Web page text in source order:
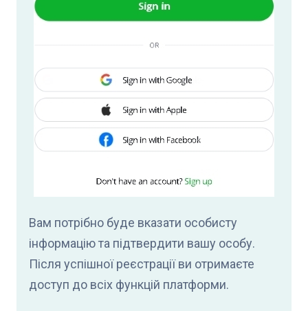
Вам потрібно буде вказати особисту
інформацію та підтвердити вашу особу.
Після успішної реєстрації ви отримаєте
доступ до всіх функцій платформи.